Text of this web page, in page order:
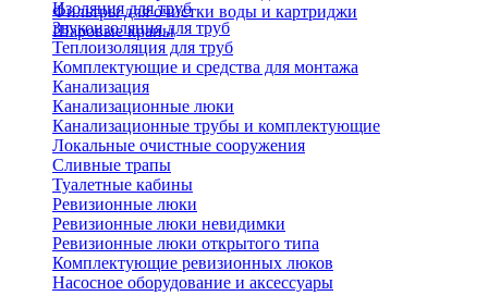
Фильтры для очистки воды и картриджи
Шаровые краны
Изоляция для труб
Звукоизоляция для труб
Теплоизоляция для труб
Комплектующие и средства для монтажа
Канализация
Канализационные люки
Канализационные трубы и комплектующие
Локальные очистные сооружения
Сливные трапы
Туалетные кабины
Ревизионные люки
Ревизионные люки невидимки
Ревизионные люки открытого типа
Комплектующие ревизионных люков
Насосное оборудование и аксессуары